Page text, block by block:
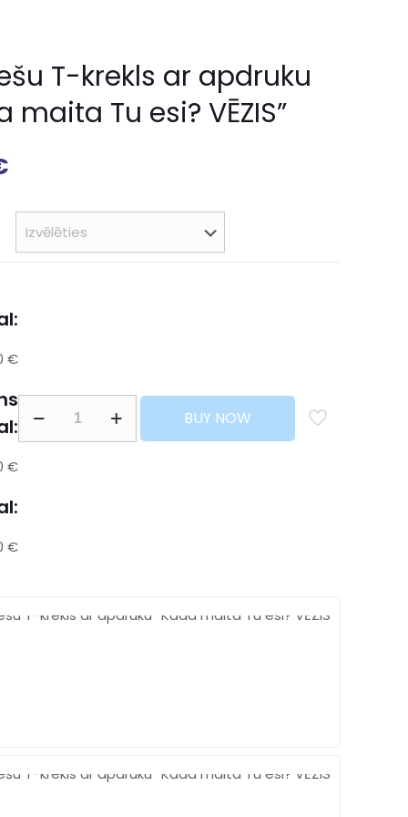
T-krekls ar apdruku
maita Tu esi? VĒZIS”
€
€
€
BUY NOW